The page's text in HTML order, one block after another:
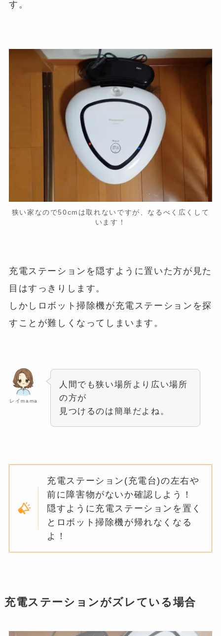
す。
狭い家なので50cmは取れないですが、なるべく広くして
います！
充電ステーションを隠すように置いた方が見た
目はすっきりします。
しかしロボット掃除機が充電ステーションを探
すことが難しくなってしまいます。
レイmama
人間でも狭い場所より広い場所
の方が
見つけるのは簡単だよね。
充電ステーション(充電台)の左右や
前に障害物がないか確認しよう！
隠すように充電ステーションを置く
とロボット掃除機が帰れなくなる
よ！
充電ステーションがズレている場合